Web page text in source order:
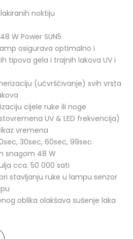
noktiju
W Power SUN5
osigurava optimalno i
tipova gela i trajnih lakova UV i
(učvršćivanje) svih vrsta
cijele ruke ili noge
UV & LED frekvencija)
vremena
30sec, 60sec, 99sec
snagom 48 W
cca. 50 000 sati
stavljanju ruke u lampu senzor
oblika olakšava sušenje laka